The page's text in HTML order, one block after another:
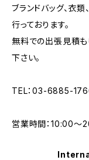
ブランドバッグ、衣
行っております。
無料での出張見積も
下さい。
TEL：03-6885-
営業時間：10:00〜